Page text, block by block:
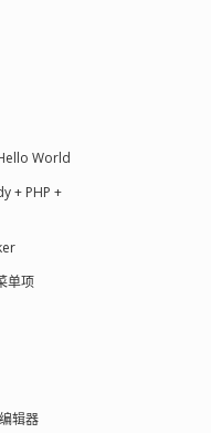
World
+ PHP +
单项
辑器